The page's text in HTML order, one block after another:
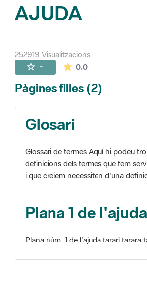
AJUDA
252919 Visualitzacions
- 0.0La mitjana de les
Pàgines filles (2)
Glosari
Glossari de termes Aquí hi podeu
definicions dels termes que fem
i que creiem necessiten d'una
Plana 1 de l'ajuda
Plana núm. 1 de l'ajuda tarari tarara